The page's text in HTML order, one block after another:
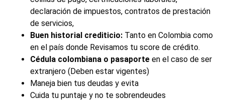
declaración de impuestos, contratos de prestación
de servicios,
Buen historial crediticio: Tanto en Colombia como
en el país donde Revisamos tu score de crédito.
Cédula colombiana o pasaporte en el caso de ser
extranjero (Deben estar vigentes)
Maneja bien tus deudas y evita
Cuida tu puntaje y no te sobrendeudes